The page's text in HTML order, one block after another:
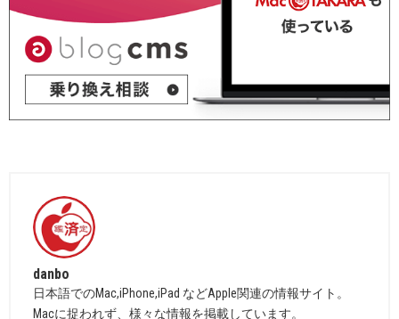
danbo
日本語でのMac,iPhone,iPad などApple関連の情報サイト。
Macに捉われず、様々な情報を掲載しています。